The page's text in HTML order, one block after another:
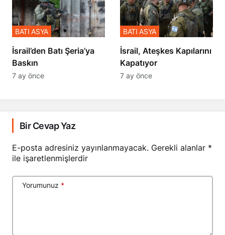
​​​​​​​İsrail’den Batı Şeria’ya
Baskın
BATI ASYA
7 ay önce
İsrail, Ateşkes Kapılarını
Kapatıyor
BATI ASYA
7 ay önce
Bir Cevap Yaz
E-posta adresiniz yayınlanmayacak. Gerekli alanlar *
ile işaretlenmişlerdir
Yorumunuz *